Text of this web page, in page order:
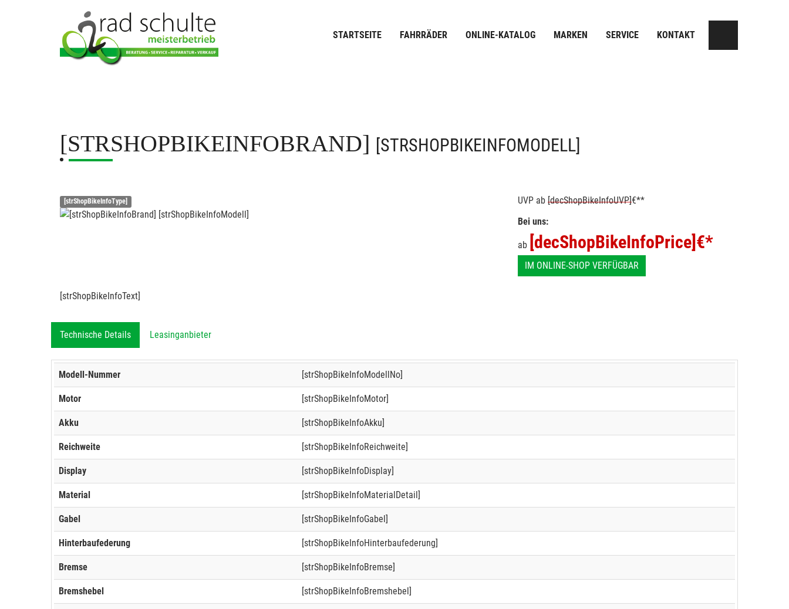
STARTSEITE FAHRRÄDER ONLINE-KATALOG MARKEN SERVICE KONTAKT
[STRSHOPBIKEINFOBRAND] [STRSHOPBIKEINFOMODELL]
[strShopBikeInfoType] UVP ab [decShopBikeInfoUVP]€**
Bei uns:
ab [decShopBikeInfoPrice] €*
IM ONLINE-SHOP VERFÜGBAR
[strShopBikeInfoText]
Technische Details Leasinganbieter
Modell-Nummer [strShopBikeInfoModellNo]
Motor [strShopBikeInfoMotor]
Akku [strShopBikeInfoAkku]
Reichweite [strShopBikeInfoReichweite]
Display [strShopBikeInfoDisplay]
Material [strShopBikeInfoMaterialDetail]
Gabel [strShopBikeInfoGabel]
Hinterbaufederung [strShopBikeInfoHinterbaufederung]
Bremse [strShopBikeInfoBremse]
Bremshebel [strShopBikeInfoBremshebel]